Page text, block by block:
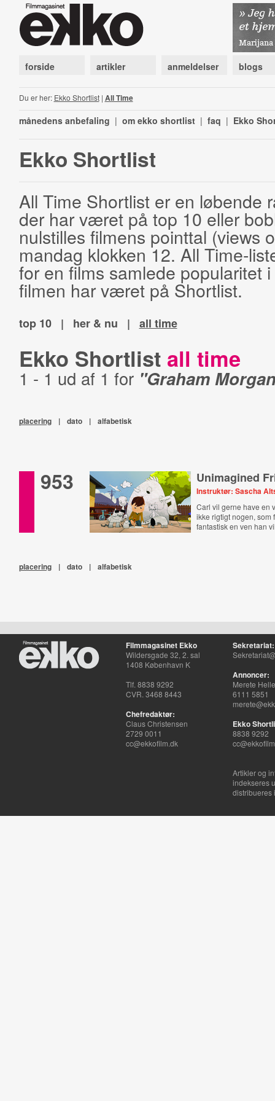
forside artikler anmeldelser blogs
Du er her: Ekko Shortlist| All Time
månedens anbefaling | om ekko shortlist | faq | Ekko
Ekko Shortlist
All Time Shortlist er en løbende
der har været på top 10 eller
nulstilles filmens pointtal (views
mandag klokken 12. All Time-
for en films samlede popularitet
filmen har været på Shortlist.
top 10 | her & nu | all time
Ekko Shortlist all time
1 - 1 ud af 1 for "Graham
placering | dato | alfabetisk
953 Unimagined
Instruktør: Sascha
Carl vil gerne have en
ikke rigtigt nogen, som
fantastisk en ven han
placering | dato | alfabetisk
Filmmagasinet Ekko
Wildersgade 32, 2. sal
1408 København K
Tlf. 8838 9292
CVR. 3468 8443
Chefredaktør:
Claus Christensen
2729 0011
cc@ekkofilm.dk
Sekretariat:
Annoncer:
Merete
6111 5851
Ekko
8838 9292
Artikler og
indekseres
distribueres